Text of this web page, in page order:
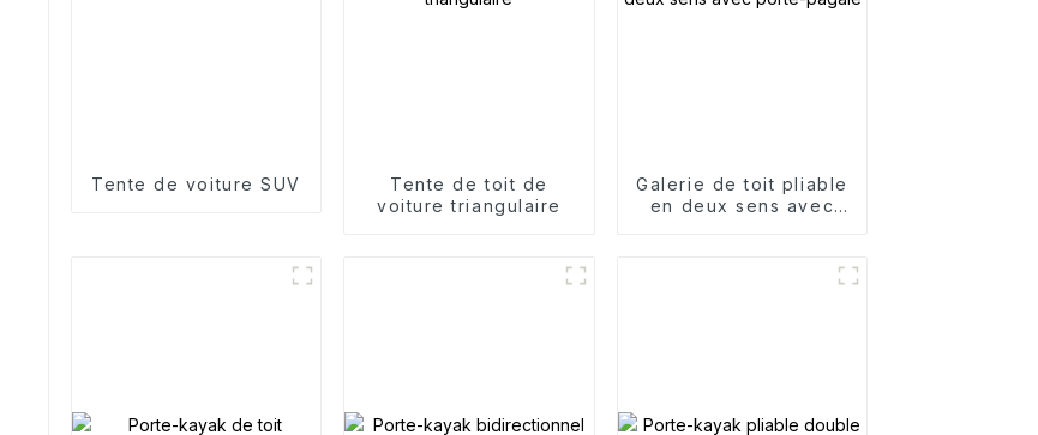
Tente de voiture SUV
Tente de toit de
voiture triangulaire
Galerie de toit pliable
en deux sens avec